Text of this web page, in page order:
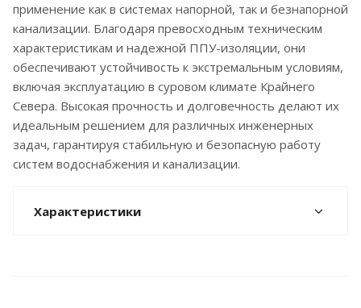
применение как в системах напорной, так и безнапорной
канализации. Благодаря превосходным техническим
характеристикам и надежной ППУ-изоляции, они
обеспечивают устойчивость к экстремальным условиям,
включая эксплуатацию в суровом климате Крайнего
Севера. Высокая прочность и долговечность делают их
идеальным решением для различных инженерных
задач, гарантируя стабильную и безопасную работу
систем водоснабжения и канализации.
Характеристики